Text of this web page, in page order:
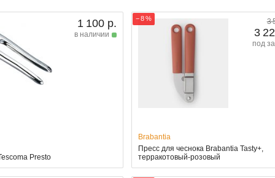
1 100 р.
в наличии
Presto
− 8 % 3
3
под
Brabantia
Пресс для чеснока Brabantia Tasty+,
терракотовый-розовый